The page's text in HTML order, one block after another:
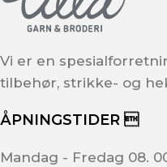
Vi er en
tilbehør, strikke- og
ÅPNINGSTIDER 
Mandag - Fredag 08.